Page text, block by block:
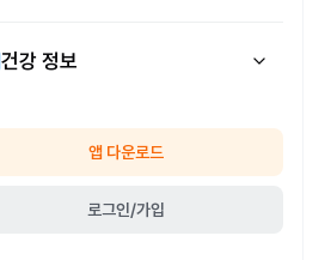
건강 정보
앱 다운로드
로그인/가입